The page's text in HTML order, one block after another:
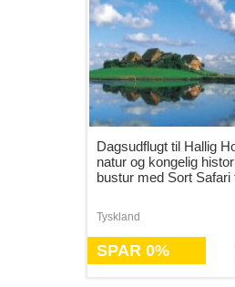
Dagsudflugt til Hallig
natur og kongelig
bustur med Sort Safari
Tyskland
SPAR 0%